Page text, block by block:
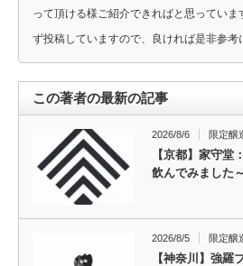
って頂ける様ご紹介できればと思っていま
ず投稿していますので、良ければ是非参考
この著者の最新の記事
2026/8/6 限定醸
【京都】家守堂
飲んでみました～
2026/8/5 限定醸
【神奈川】強羅